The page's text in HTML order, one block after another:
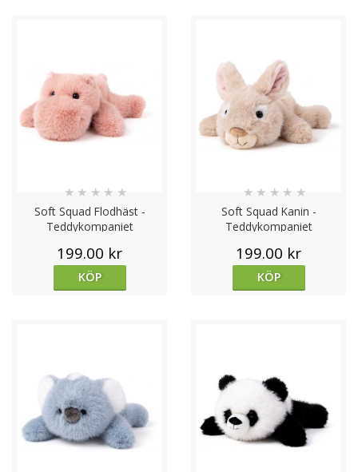
Soft Squad Flodhäst -
Teddykompaniet
★ ★ ★ ★ ★
199.00 kr
KÖP
Soft Squad Kanin -
Teddykompaniet
★ ★ ★ ★ ★
199.00 kr
KÖP